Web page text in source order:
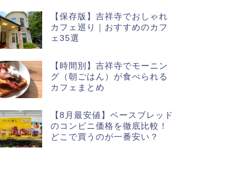
【保存版】吉祥寺でおしゃれ
カフェ巡り｜おすすめのカフ
ェ35選
【時間別】吉祥寺でモーニン
グ（朝ごはん）が食べられる
カフェまとめ
【8月最安値】ベースブレッド
のコンビニ価格を徹底比較！
どこで買うのが一番安い？